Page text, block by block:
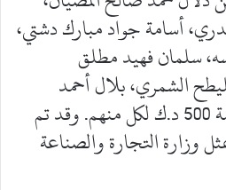
أسامة جواد مبارك دشتي،
سلمان فهيد مطلق
الشمري، بلال أحمد
الدراوشة على جائزة بقيمة 500 د.ك لكل منهم. وقد تم
وزارة التجارة والصناعة